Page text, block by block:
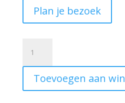
Plan je bezoek
meubel
Boaz
mangohout
naturel
Toevoegen aan